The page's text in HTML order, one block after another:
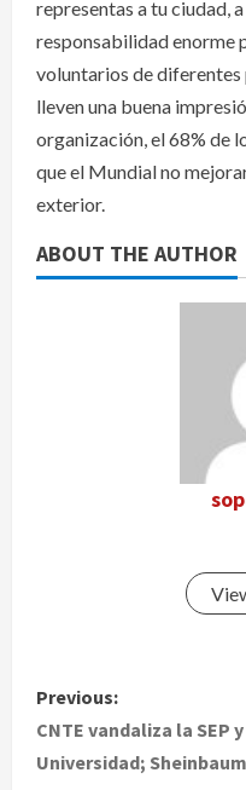
representas a tu ciudad,
responsabilidad enorme
voluntarios de diferentes
lleven una buena
organización, el 68% de
que el Mundial no
exterior.
ABOUT THE AUTHOR
P
o
Previous:
CNTE vandaliza la SEP
Universidad;